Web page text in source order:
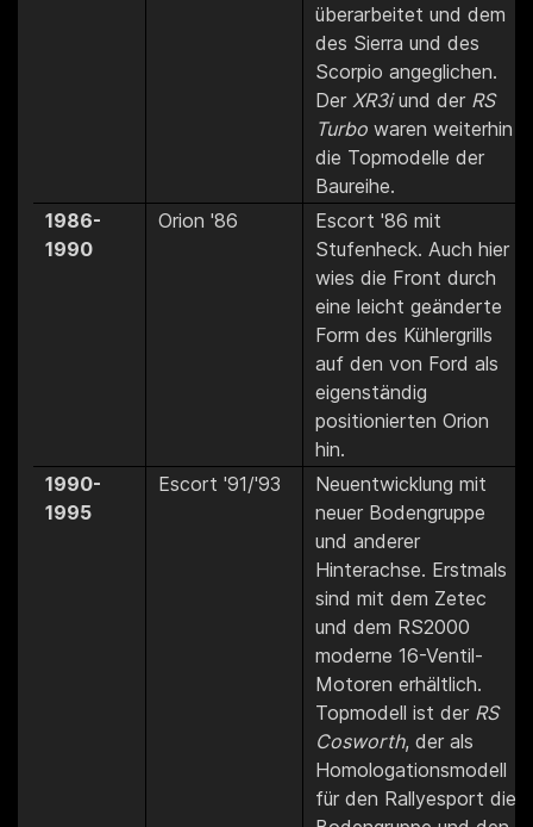
überarbeitet und dem
des Sierra und des
Scorpio angeglichen.
Der XR3iund der RS
Turbo waren weiterhin
die Topmodelle der
Baureihe.
1986-
1990
Orion '86
Escort '86 mit
Stufenheck. Auch hier
wies die Front durch
eine leicht geänderte
Form des Kühlergrills
auf den von Ford als
eigenständig
positionierten Orion
hin.
1990-
1995
Escort '91/'93
Neuentwicklung mit
neuer Bodengruppe
und anderer
Hinterachse. Erstmals
sind mit dem Zetec
und dem RS2000
moderne 16-Ventil-
Motoren erhältlich.
Topmodell ist der RS
Cosworth, der als
Homologationsmodell
für den Rallyesport die